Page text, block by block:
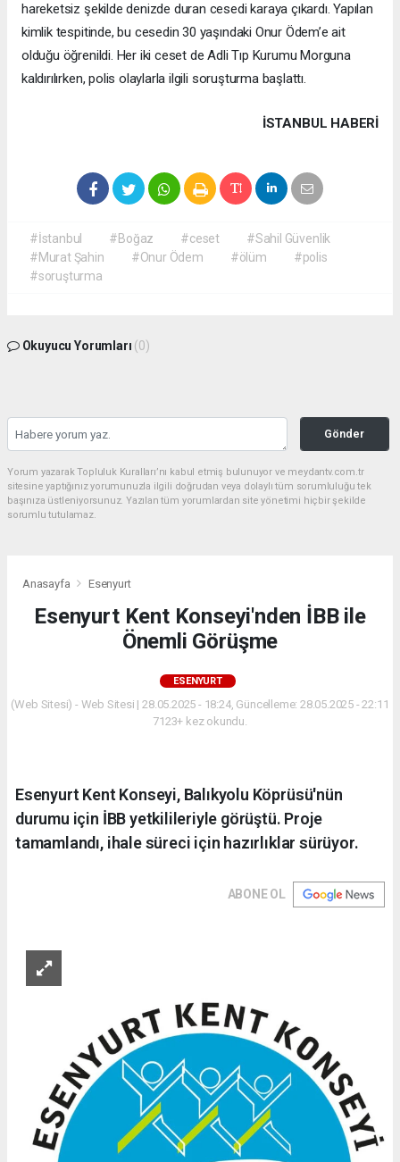
hareketsiz şekilde denizde duran cesedi karaya çıkardı. Yapılan
kimlik tespitinde, bu cesedin 30 yaşındaki Onur Ödem’e ait
olduğu öğrenildi. Her iki ceset de Adli Tıp Kurumu Morguna
kaldırılırken, polis olaylarla ilgili soruşturma başlattı.
İSTANBUL HABERİ
#İstanbul #Boğaz #ceset
#Sahil Güvenlik
#Murat Şahin
#Onur Ödem #ölüm
#polis
#soruşturma
Okuyucu Yorumları (0)
Gönder
Yorum yazarak Topluluk Kuralları’nı kabul etmiş bulunuyor ve meydantv.com.tr
sitesine yaptığınız yorumunuzla ilgili doğrudan veya dolaylı tüm sorumluluğu tek
başınıza üstleniyorsunuz. Yazılan tüm yorumlardan site yönetimi hiçbir şekilde
sorumlu tutulamaz.
Anasayfa Esenyurt
Esenyurt Kent Konseyi'nden İBB ile
Önemli Görüşme
ESENYURT
(Web Sitesi) - Web Sitesi | 28.05.2025 - 18:24, Güncelleme: 28.05.2025 - 22:11
7123+ kez okundu.
Esenyurt Kent Konseyi, Balıkyolu Köprüsü'nün
durumu için İBB yetkilileriyle görüştü. Proje
tamamlandı, ihale süreci için hazırlıklar sürüyor.
ABONE OL